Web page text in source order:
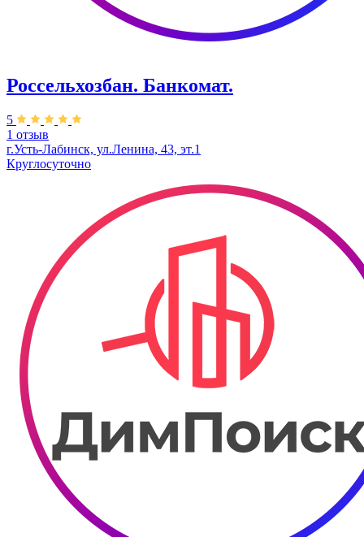
Россельхозбан. Банкомат.
5
1 отзыв
г.Усть-Лабинск, ул.​Ленина, 43, эт.1
Круглосуточно